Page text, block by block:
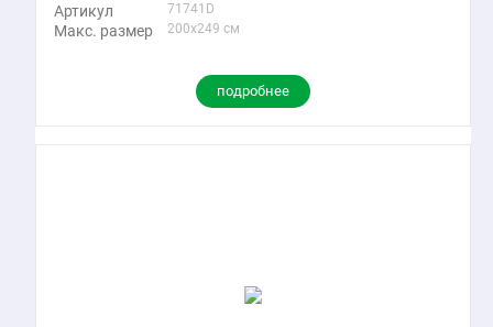
Артикул 71741D
Макс. размер 200x249 см
подробнее